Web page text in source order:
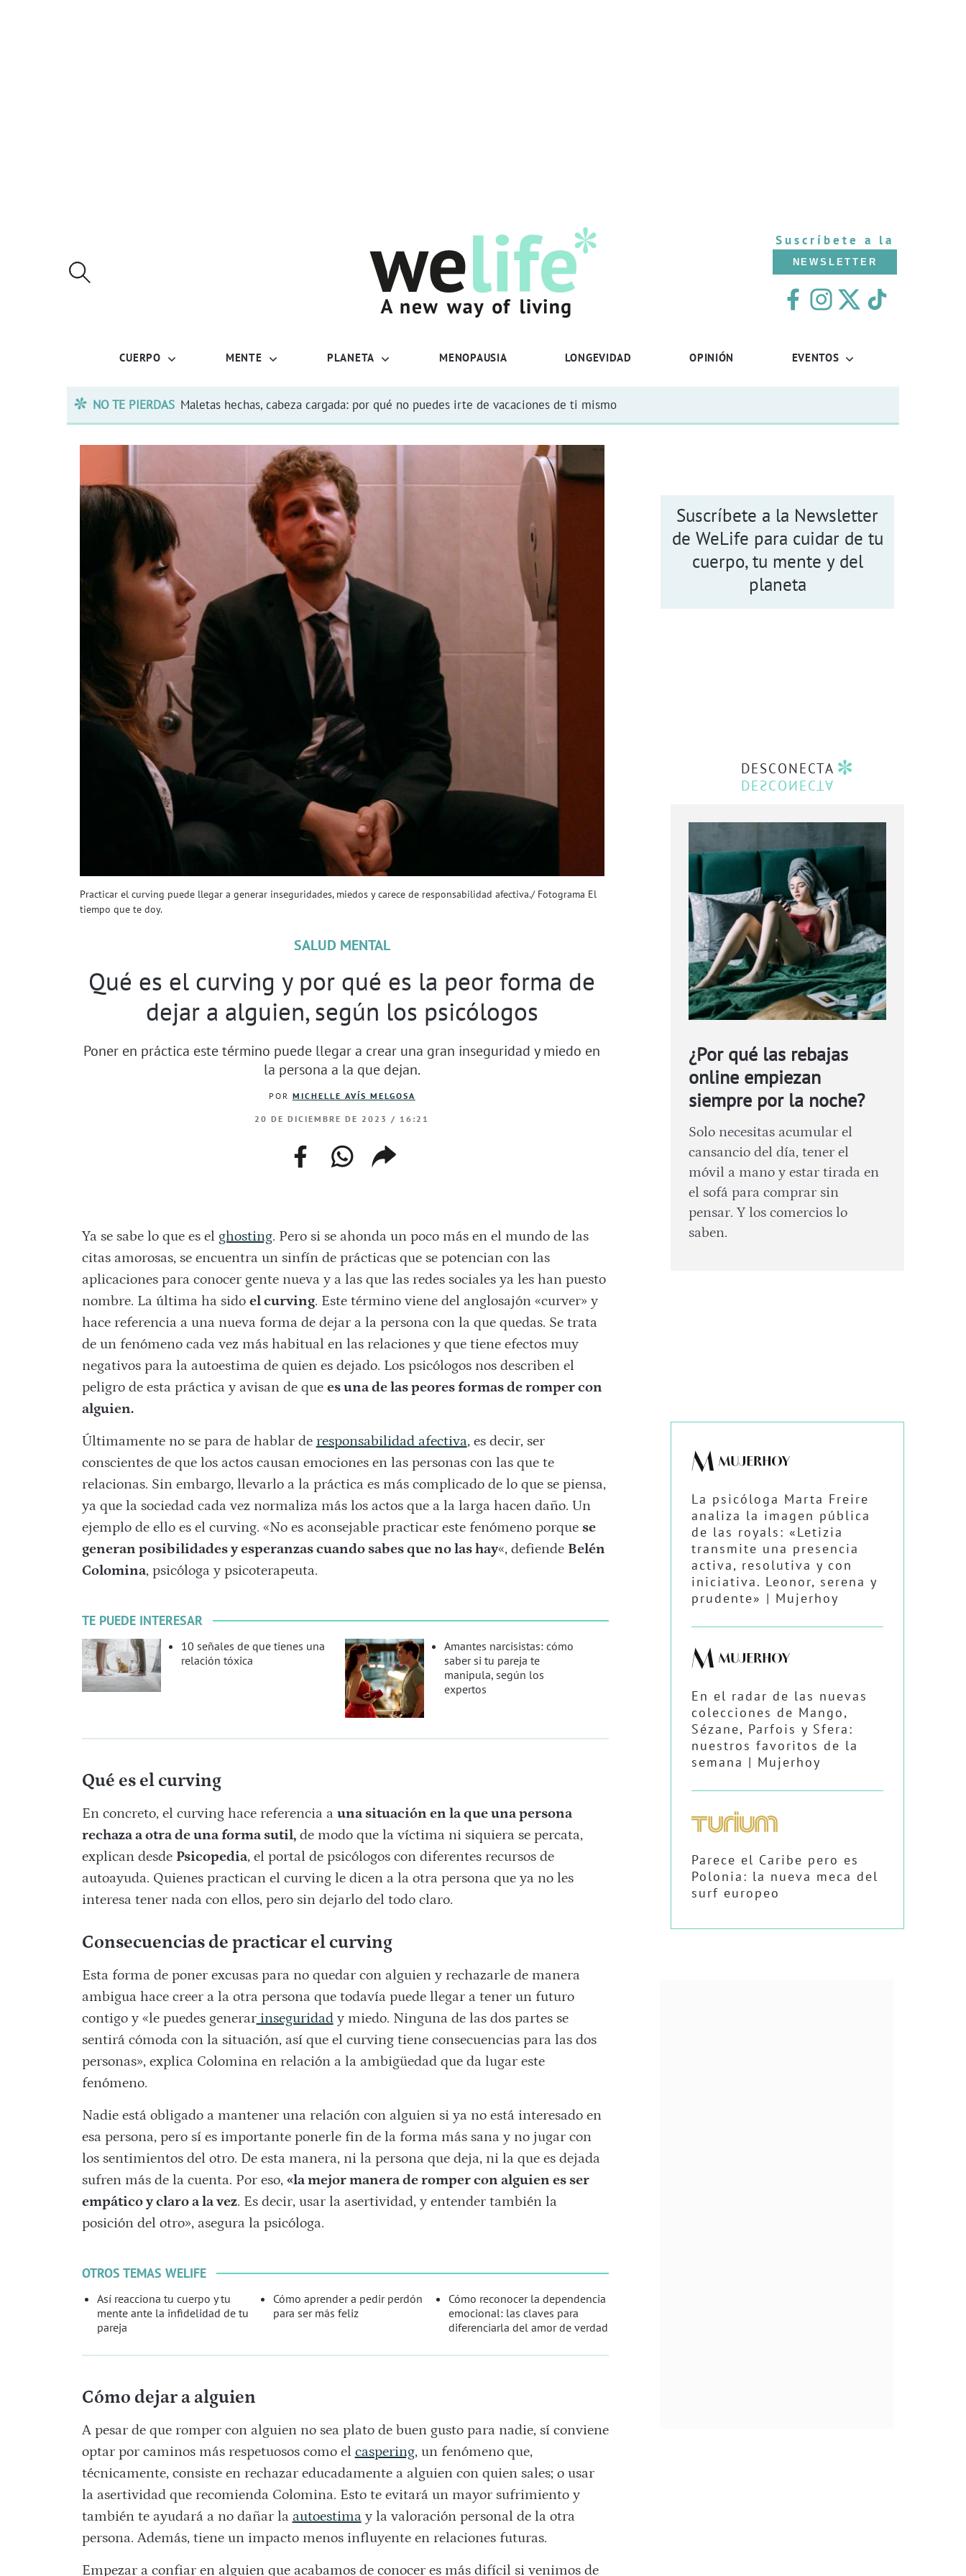
Suscríbete a la
NEWSLETTER
CUERPO MENTE PLANETA MENOPAUSIA LONGEVIDAD OPINIÓN EVENTOS
NO TE PIERDAS Maletas hechas, cabeza cargada: por qué no puedes irte de vacaciones de ti mismo
Practicar el curving puede llegar a generar inseguridades, miedos y carece de responsabilidad afectiva./ Fotograma El
tiempo que te doy.
SALUD MENTAL
Qué es el curving y por qué es la peor forma de
dejar a alguien, según los psicólogos
Poner en práctica este término puede llegar a crear una gran inseguridad y miedo en
la persona a la que dejan.
POR MICHELLE AVÍS MELGOSA
20 DE DICIEMBRE DE 2023 / 16:21
facebookwhatsapp
web
copiar
enlace
Ya se sabe lo que es el ghosting. Pero si se ahonda un poco más en el mundo de las
citas amorosas, se encuentra un sinfín de prácticas que se potencian con las
aplicaciones para conocer gente nueva y a las que las redes sociales ya les han puesto
nombre. La última ha sido el curving. Este término viene del anglosajón «curver» y
hace referencia a una nueva forma de dejar a la persona con la que quedas. Se trata
de un fenómeno cada vez más habitual en las relaciones y que tiene efectos muy
negativos para la autoestima de quien es dejado. Los psicólogos nos describen el
peligro de esta práctica y avisan de que es una de las peores formas de romper con
alguien.
Últimamente no se para de hablar de responsabilidad afectiva, es decir, ser
conscientes de que los actos causan emociones en las personas con las que te
relacionas. Sin embargo, llevarlo a la práctica es más complicado de lo que se piensa,
ya que la sociedad cada vez normaliza más los actos que a la larga hacen daño. Un
ejemplo de ello es el curving. «No es aconsejable practicar este fenómeno porque se
generan posibilidades y esperanzas cuando sabes que no las hay«, defiende Belén
Colomina, psicóloga y psicoterapeuta.
TE PUEDE INTERESAR
10 señales de que tienes una
relación tóxica
Amantes narcisistas: cómo
saber si tu pareja te
manipula, según los
expertos
Qué es el curving
En concreto, el curving hace referencia a una situación en la que una persona
rechaza a otra de una forma sutil,de modo que la víctima ni siquiera se percata,
explican desde Psicopedia, el portal de psicólogos con diferentes recursos de
autoayuda. Quienes practican el curving le dicen a la otra persona que ya no les
interesa tener nada con ellos, pero sin dejarlo del todo claro.
Consecuencias de practicar el curving
Esta forma de poner excusas para no quedar con alguien y rechazarle de manera
ambigua hace creer a la otra persona que todavía puede llegar a tener un futuro
contigo y «le puedes generarinseguridady miedo. Ninguna de las dos partes se
sentirá cómoda con la situación, así que el curving tiene consecuencias para las dos
personas», explica Colomina en relación a la ambigüedad que da lugar este
fenómeno.
Nadie está obligado a mantener una relación con alguien si ya no está interesado en
esa persona, pero sí es importante ponerle fin de la forma más sana y no jugar con
los sentimientos del otro. De esta manera, ni la persona que deja, ni la que es dejada
sufren más de la cuenta. Por eso, «la mejor manera de romper con alguien es ser
empático y claro a la vez. Es decir, usar la asertividad, y entender también la
posición del otro», asegura la psicóloga.
OTROS TEMAS WELIFE
Así reacciona tu cuerpo y tu
mente ante la infidelidad de tu
pareja
Cómo aprender a pedir perdón
para ser más feliz
Cómo reconocer la dependencia
emocional: las claves para
diferenciarla del amor de verdad
Cómo dejar a alguien
A pesar de que romper con alguien no sea plato de buen gusto para nadie, sí conviene
optar por caminos más respetuosos como el caspering, un fenómeno que,
técnicamente, consiste en rechazar educadamente a alguien con quien sales; o usar
la asertividad que recomienda Colomina. Esto te evitará un mayor sufrimiento y
también te ayudará a no dañar la autoestimay la valoración personal de la otra
persona. Además, tiene un impacto menos influyente en relaciones futuras.
Empezar a confiar en alguien que acabamos de conocer es más difícil si venimos de
Suscríbete a la Newsletter
de WeLife para cuidar de tu
cuerpo, tu mente y del
planeta
DESCONECTA
¿Por qué las rebajas
online empiezan
siempre por la noche?
Solo necesitas acumular el
cansancio del día, tener el
móvil a mano y estar tirada en
el sofá para comprar sin
pensar. Y los comercios lo
saben.
La psicóloga Marta Freire
analiza la imagen pública
de las royals: «Letizia
transmite una presencia
activa, resolutiva y con
iniciativa. Leonor, serena y
prudente» | Mujerhoy
En el radar de las nuevas
colecciones de Mango,
Sézane, Parfois y Sfera:
nuestros favoritos de la
semana | Mujerhoy
Parece el Caribe pero es
Polonia: la nueva meca del
surf europeo